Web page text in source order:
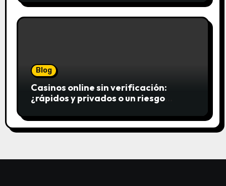
Blog
Casinos online sin verificación:
¿rápidos y privados o un riesgo